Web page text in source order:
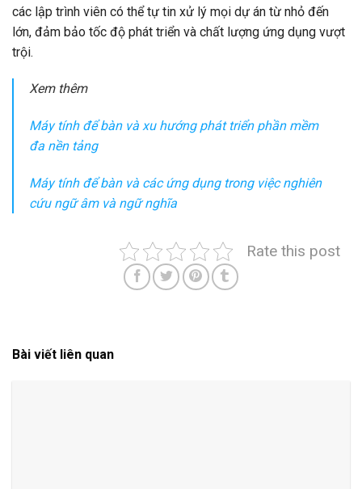
các lập trình viên có thể tự tin xử lý mọi dự án từ nhỏ đến
lớn, đảm bảo tốc độ phát triển và chất lượng ứng dụng vượt
trội.
Xem thêm
Máy tính để bàn và xu hướng phát triển phần mềm
đa nền tảng
Máy tính để bàn và các ứng dụng trong việc nghiên
cứu ngữ âm và ngữ nghĩa
Rate this post
Bài viết liên quan